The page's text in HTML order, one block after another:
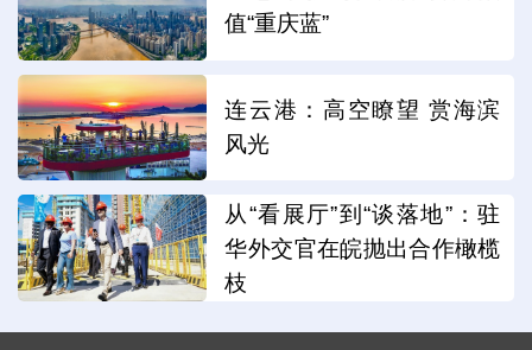
值“重庆蓝”
连云港：高空瞭望 赏海滨
风光
从“看展厅”到“谈落地”：驻
华外交官在皖抛出合作橄榄
枝